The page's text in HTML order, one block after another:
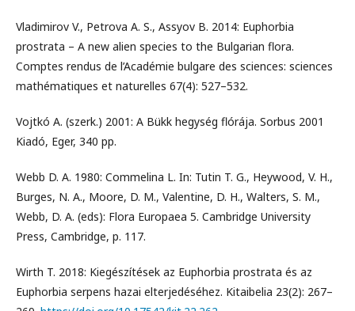
Vladimirov V., Petrova A. S., Assyov B. 2014: Euphorbia
prostrata – A new alien species to the Bulgarian flora.
Comptes rendus de l’Académie bulgare des sciences: sciences
mathématiques et naturelles 67(4): 527–532.
Vojtkó A. (szerk.) 2001: A Bükk hegység flórája. Sorbus 2001
Kiadó, Eger, 340 pp.
Webb D. A. 1980: Commelina L. In: Tutin T. G., Heywood, V. H.,
Burges, N. A., Moore, D. M., Valentine, D. H., Walters, S. M.,
Webb, D. A. (eds): Flora Europaea 5. Cambridge University
Press, Cambridge, p. 117.
Wirth T. 2018: Kiegészítések az Euphorbia prostrata és az
Euphorbia serpens hazai elterjedéséhez. Kitaibelia 23(2): 267–